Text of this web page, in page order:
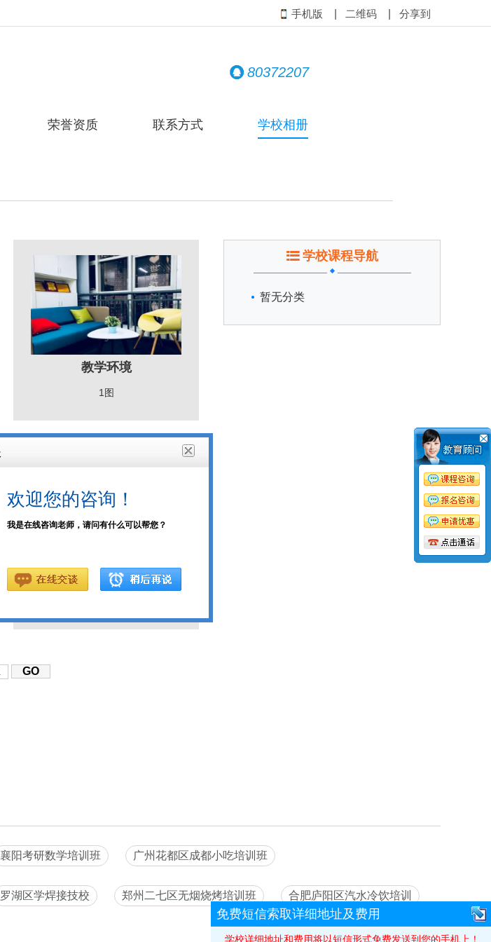
手机版 二维码 分享到
80372207
荣誉资质 联系方式 学校相册
教学环境
1图
教学环境
学校课程导航
暂无分类
襄阳考研数学培训班 广州花都区成都小吃培训班
罗湖区学焊接技校 郑州二七区无烟烧烤培训班 合肥庐阳区汽水冷饮培训